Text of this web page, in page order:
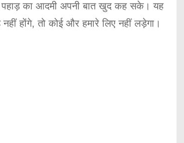
पहाड़ का आदमी अपनी बात खुद कह सके। यह
होंगे, तो कोई और हमारे लिए नहीं लड़ेगा।